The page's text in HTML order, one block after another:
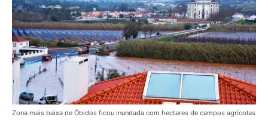
Zona mais baixa de Óbidos ficou inundada com hectares de campos agrícolas